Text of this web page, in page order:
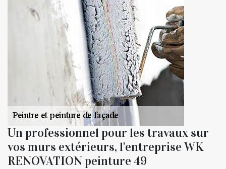
Un professionnel pour les travaux sur
vos murs extérieurs, l'entreprise WK
RENOVATION peinture 49